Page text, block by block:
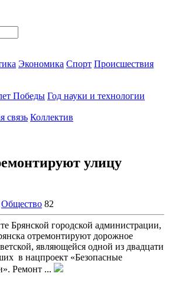
Экономика Спорт Происшествия
Победы Год науки и технологии
связь Коллектив
улицу
Общество 82
Брянской городской администрации,
отремонтируют дорожное
являющейся одной из двадцати
в нацпроект «Безопасные
Ремонт ...